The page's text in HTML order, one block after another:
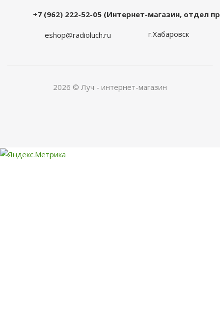
+7 (962) 222-52-05 (Интернет-магазин, отдел
eshop@radioluch.ru г.Хабаровск
2026 © Луч - интернет-магазин